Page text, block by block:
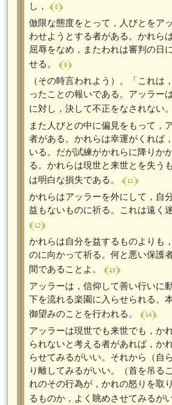
し， ﴾ 8 ﴿
倣限な態度をとって，人びとをア
わせようとする者がある。かれら
屈辱をなめ，またわれは審判の日
せる。 ﴾ 9 ﴿
（その時言われよう）。「これは
ったことの報いである。アッラー
に対し，決して不正をなされない
また人びとの中に偏見をもって，
者がある。かれらは幸運がくれば
いる。だが試練がかれらに降りか
る。かれらは現世と来世とを失う
は明白な損失である。 ﴾ 11 ﴿
かれらはアッラーを外にして，自
益もないものに祈る。これは遠く
﴾ 12 ﴿
かれらは自分を益するものよりも
のに向かって祈る。何と悪い保護
間であることよ。 ﴾ 13 ﴿
アッラーは，信仰して善い行いに
下を流れる楽園に入らせられる。
御望みのことを行われる。 ﴾ 14 ﴿
アッラーは現世でも来世でも，か
られないと考える者があれば，か
らせてみるがいい。それから（自
り離してみるがいい。（首を吊る
れのその行為が，かれの怒りを取
るものか，よく眺めさせてみるが